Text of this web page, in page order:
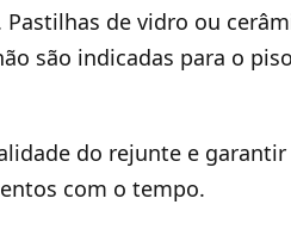
de vidro ou
são indicadas para o
do rejunte e
com o tempo.